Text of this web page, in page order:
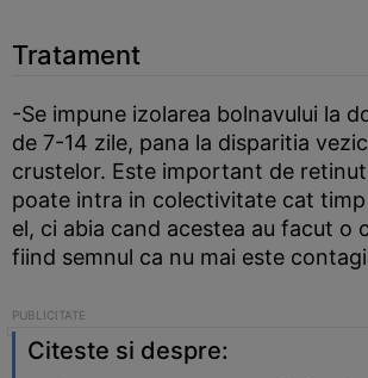
Tratament
-Se impune izolarea bolnavului la
de 7-14 zile, pana la disparitia
crustelor. Este important de
poate intra in colectivitate cat
el, ci abia cand acestea au facut o
fiind semnul ca nu mai este
Citeste si despre: